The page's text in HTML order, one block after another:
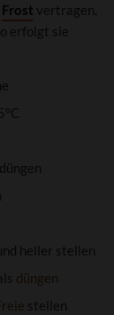
Frost vertragen,
erfolgt sie
heller stellen
düngen
stellen